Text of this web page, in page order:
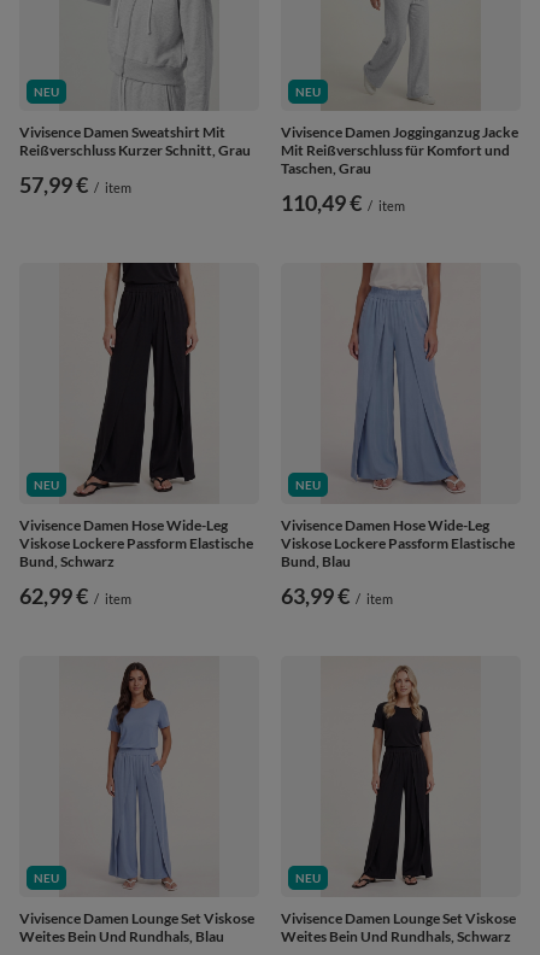
NEU
Vivisence Damen Sweatshirt Mit
Reißverschluss Kurzer Schnitt, Grau
57,99 € / item
NEU
Vivisence Damen Jogginganzug Jacke
Mit Reißverschluss für Komfort und
Taschen, Grau
110,49 € / item
NEU
Vivisence Damen Hose Wide-Leg
Viskose Lockere Passform Elastische
Bund, Schwarz
62,99 € / item
NEU
Vivisence Damen Hose Wide-Leg
Viskose Lockere Passform Elastische
Bund, Blau
63,99 € / item
NEU
Vivisence Damen Lounge Set Viskose
Weites Bein Und Rundhals, Blau
NEU
Vivisence Damen Lounge Set Viskose
Weites Bein Und Rundhals, Schwarz